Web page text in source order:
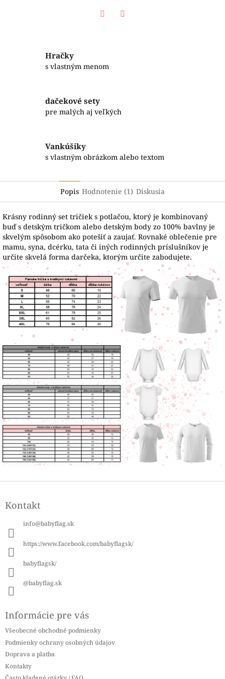
Hračky
s vlastným menom
dačekové sety
pre malých aj veľkých
Vankúšiky
s vlastným obrázkom alebo textom
Popis Hodnotenie (1) Diskusia
Krásny rodinný set tričiek s potlačou, ktorý je kombinovaný
buď s detským tričkom alebo detským body zo 100% bavlny je
skvelým spôsobom ako potešiť a zaujať. Rovnaké oblečenie pre
mamu, syna, dcérku, tata či iných rodinných príslušníkov je
určite skvelá forma darčeka, ktorým určite zabodujete.
pKontakt
info@babyflag.sk
https://www.facebook.com/babyflagsk/
babyflagsk/
@babyflag.sk
Informácie pre vás
Všeobecné obchodné podmienky
Podmienky ochrany osobných údajov
Doprava a platba
Kontakty